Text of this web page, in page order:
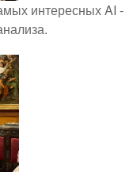
интересных AI -